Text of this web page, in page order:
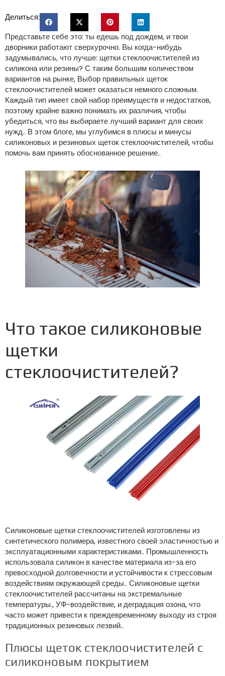
Делиться:
Представьте себе это: ты едешь под дождем, и твои
дворники работают сверхурочно. Вы когда-нибудь
задумывались, что лучше: щетки стеклоочистителей из
силикона или резины? С таким большим количеством
вариантов на рынке, Выбор правильных щеток
стеклоочистителей может оказаться немного сложным.
Каждый тип имеет свой набор преимуществ и недостатков,
поэтому крайне важно понимать их различия, чтобы
убедиться, что вы выбираете лучший вариант для своих
нужд.. В этом блоге, мы углубимся в плюсы и минусы
силиконовых и резиновых щеток стеклоочистителей, чтобы
помочь вам принять обоснованное решение..
Что такое силиконовые
щетки
стеклоочистителей?
Силиконовые щетки стеклоочистителей изготовлены из
синтетического полимера, известного своей эластичностью и
эксплуатационными характеристиками.. Промышленность
использовала силикон в качестве материала из-за его
превосходной долговечности и устойчивости к стрессовым
воздействиям окружающей среды.. Силиконовые щетки
стеклоочистителей рассчитаны на экстремальные
температуры., УФ-воздействие, и деградация озона, что
часто может привести к преждевременному выходу из строя
традиционных резиновых лезвий..
Плюсы щеток стеклоочистителей с
силиконовым покрытием